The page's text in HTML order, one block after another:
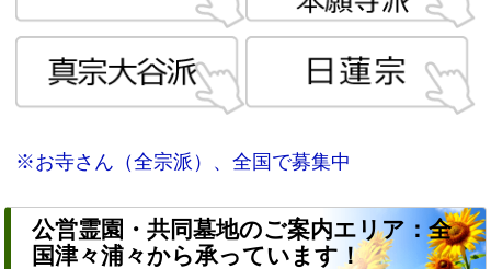
※お寺さん（全宗派）、全国で募集中
公営霊園・共同墓地のご案内エリア：全
国津々浦々から承っています！